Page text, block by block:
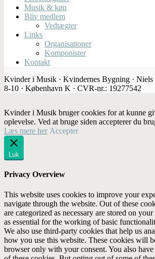
Musik & køn
Bliv medlem
Vedtægter
Links
Organisationer
Komponister
Kontakt
Kvinder i Musik · Kvindernes Bygning · Niels
8-10 · København K · CVR-nr.: 19277542
Kvinder i Musik bruger cookies for at kunne
oplevelse. Ved at bruge siden accepterer du
Læs mere her Accepter
Luk
Privacy Overview
This website uses cookies to improve your
navigate through the website. Out of these
are categorized as necessary are stored on
as essential for the working of basic
We also use third-party cookies that help us
how you use this website. These cookies will
browser only with your consent. You also